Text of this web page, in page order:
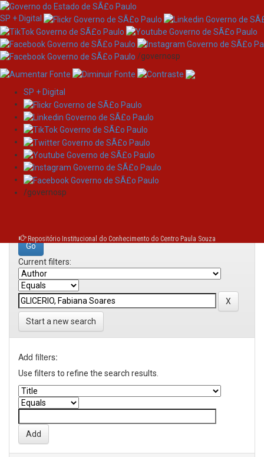
Skip
navigation
SP + Digital
/governosp
SP + Digital
/governosp
Repositório Institucional do Conhecimento do Centro Paula Souza
Search
Search:
Current filters:
Start a new search
Add filters:
Use filters to refine the search results.